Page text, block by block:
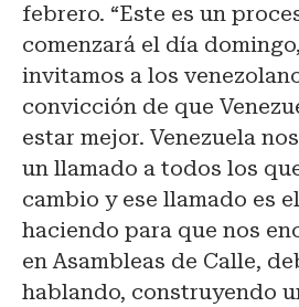
febrero. “Este es un
comenzará el día
invitamos a los
convicción de que
estar mejor. Venezuela
un llamado a todos los
cambio y ese llamado es
haciendo para que nos
en Asambleas de Calle,
hablando, construyendo